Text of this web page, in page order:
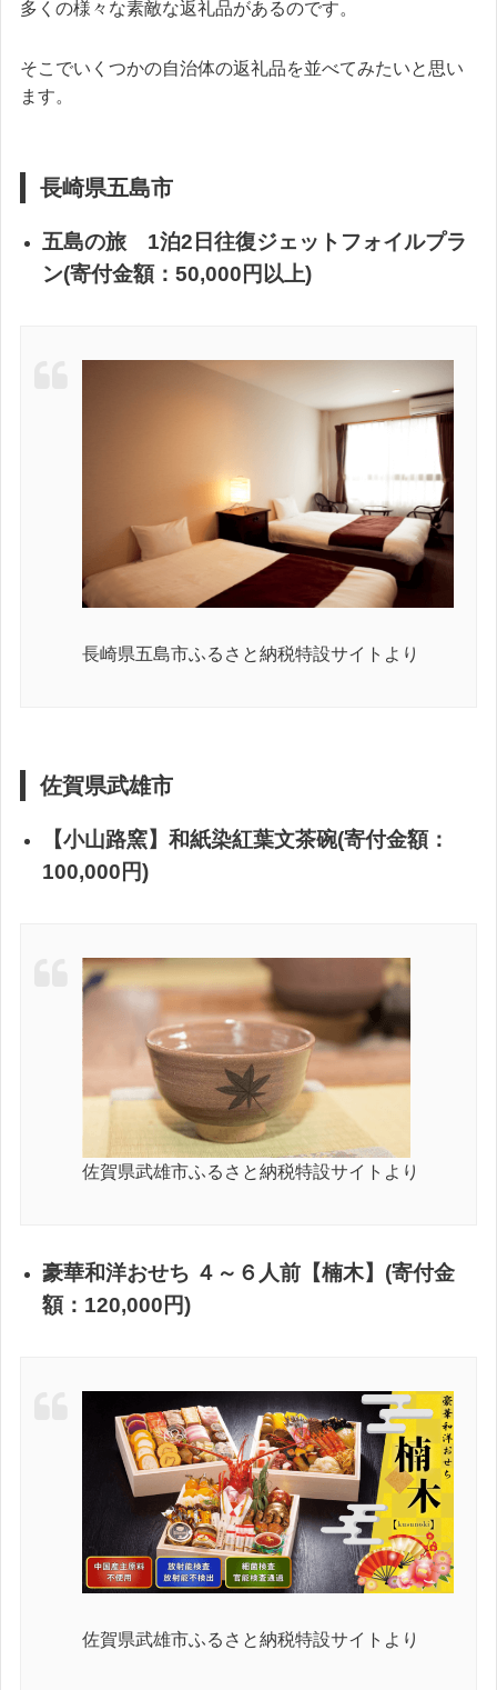
多くの様々な素敵な返礼品があるのです。
そこでいくつかの自治体の返礼品を並べてみたいと思い
ます。
長崎県五島市
五島の旅 1泊2日往復ジェットフォイルプラ
ン(寄付金額：50,000円以上)
長崎県五島市ふるさと納税特設サイトより
佐賀県武雄市
【小山路窯】和紙染紅葉文茶碗(寄付金額：
100,000円)
佐賀県武雄市ふるさと納税特設サイトより
豪華和洋おせち ４～６人前【楠木】(寄付金
額：120,000円)
佐賀県武雄市ふるさと納税特設サイトより